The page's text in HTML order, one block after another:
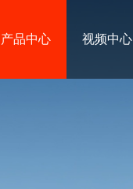
产品中心 视频中心